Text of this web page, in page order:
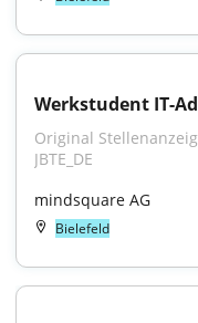
Werkstudent IT-
Original
JBTE_DE
mindsquare AG
Bielefeld